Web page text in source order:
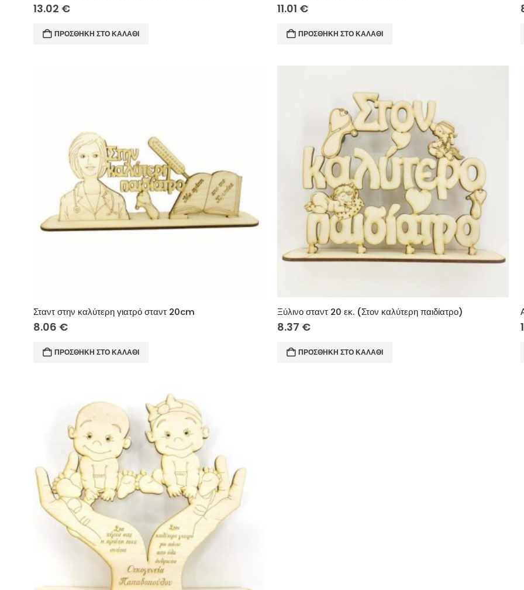
13.02 €
ΠΡΟΣΘΉΚΗ ΣΤΟ ΚΑΛΆΘΙ
11.01 €
ΠΡΟΣΘΉΚΗ ΣΤΟ ΚΑΛΆΘΙ
Σταντ στην καλύτερη γιατρό σταντ 20cm
8.06 €
ΠΡΟΣΘΉΚΗ ΣΤΟ ΚΑΛΆΘΙ
Ξύλινο σταντ 20 εκ. (Στον καλύτερη παιδίατρο)
8.37 €
ΠΡΟΣΘΉΚΗ ΣΤΟ ΚΑΛΆΘΙ